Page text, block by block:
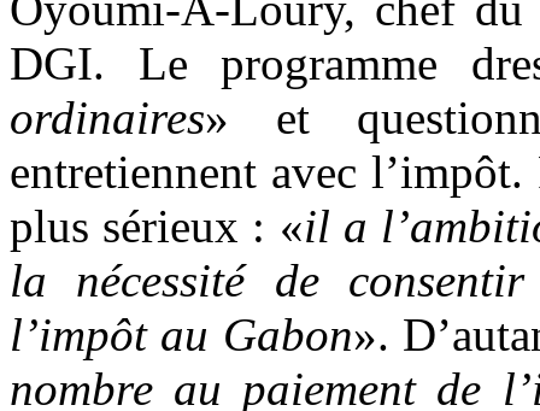
DGI. Le programme
ordinaires» et
entretiennent avec
plus sérieux : «il a
la nécessité de
l’impôt au Gabon».
nombre au paiement de